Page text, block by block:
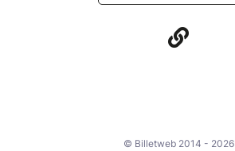
© Billetweb 2014 - 2026